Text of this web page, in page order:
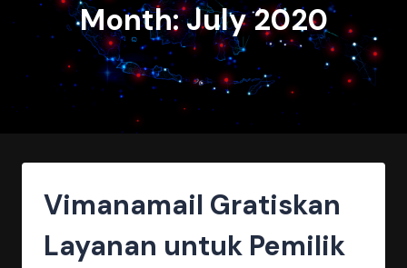
Month: July 2020
Vimanamail Gratiskan
Layanan untuk Pemilik